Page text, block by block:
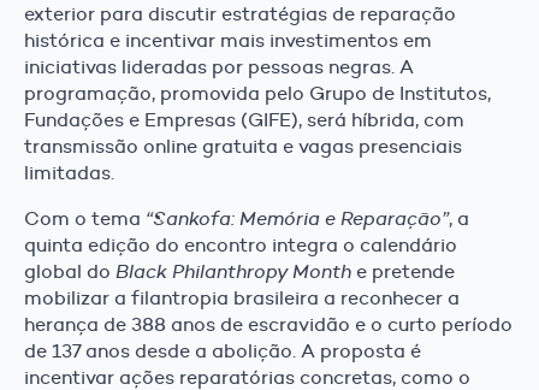
exterior para discutir estratégias de reparação
histórica e incentivar mais investimentos em
iniciativas lideradas por pessoas negras. A
programação, promovida pelo Grupo de Institutos,
Fundações e Empresas (GIFE), será híbrida, com
transmissão online gratuita e vagas presenciais
limitadas.
Com o tema “Sankofa: Memória e Reparação”, a
quinta edição do encontro integra o calendário
global do Black Philanthropy Month e pretende
mobilizar a filantropia brasileira a reconhecer a
herança de 388 anos de escravidão e o curto período
de 137 anos desde a abolição. A proposta é
incentivar ações reparatórias concretas, como o